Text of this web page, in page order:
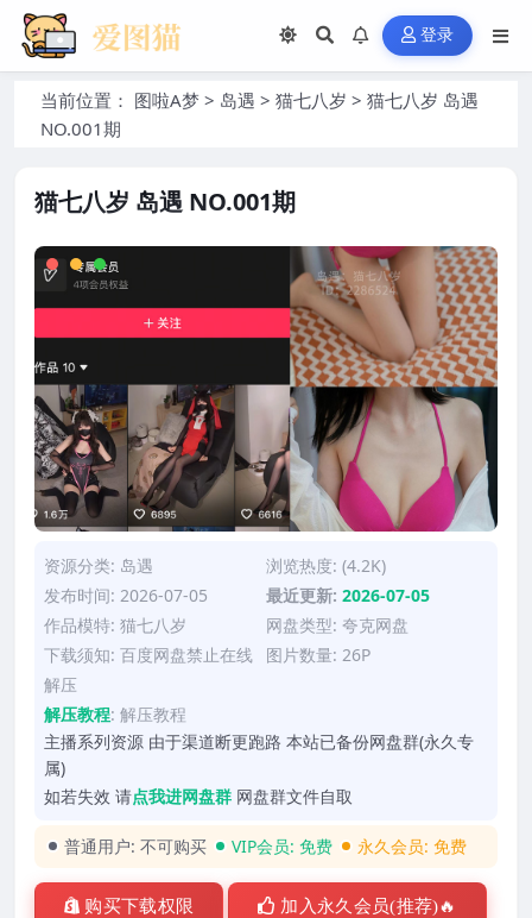
登录
当前位置： 图啦A梦 > 岛遇 > 猫七八岁 > 猫七八岁 岛遇
NO.001期
猫七八岁 岛遇 NO.001期
资源分类: 岛遇
浏览热度: (4.2K)
发布时间: 2026-07-05
最近更新: 2026-07-05
作品模特: 猫七八岁
网盘类型: 夸克网盘
下载须知: 百度网盘禁止在线
解压
图片数量: 26P
解压教程: 解压教程
主播系列资源 由于渠道断更跑路 本站已备份网盘群(永久专
属)
如若失效 请点我进网盘群 网盘群文件自取
普通用户: 不可购买 VIP会员: 免费 永久会员: 免费
购买下载权限 加入永久会员(推荐)🔥